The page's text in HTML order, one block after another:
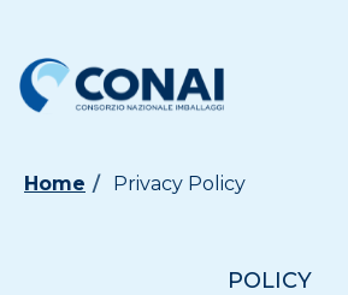
Home Privacy Policy
POLICY